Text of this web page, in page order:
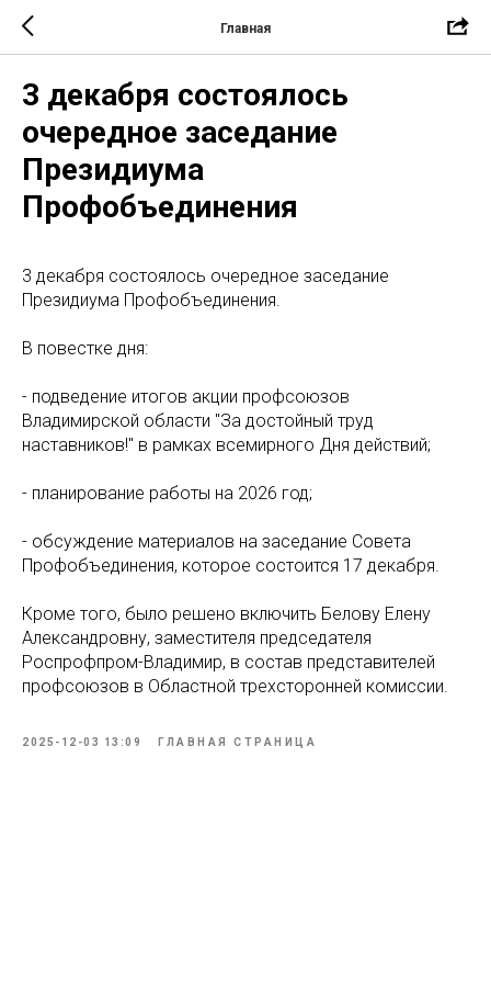
Главная
3 декабря состоялось
очередное заседание
Президиума
Профобъединения
3 декабря состоялось очередное заседание
Президиума Профобъединения.
В повестке дня:
- подведение итогов акции профсоюзов
Владимирской области "За достойный труд
наставников!" в рамках всемирного Дня действий;
- планирование работы на 2026 год;
- обсуждение материалов на заседание Совета
Профобъединения, которое состоится 17 декабря.
Кроме того, было решено включить Белову Елену
Александровну, заместителя председателя
Роспрофпром-Владимир, в состав представителей
профсоюзов в Областной трехсторонней комиссии.
2025-12-03 13:09 ГЛАВНАЯ СТРАНИЦА